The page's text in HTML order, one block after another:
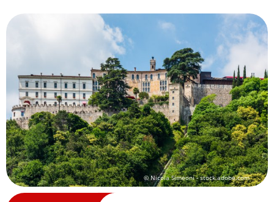
© Nicola Simeoni - stock.adobe.com